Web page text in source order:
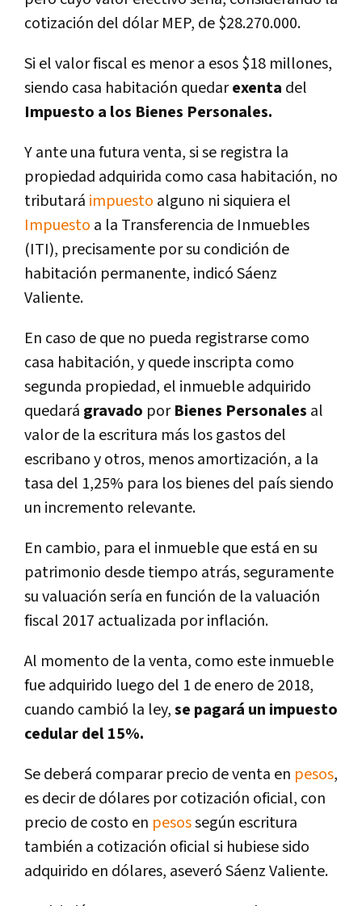
cotización del dólar MEP, de $28.270.000.
Si el valor fiscal es menor a esos $18 millones,
siendo casa habitación quedarexenta del
Impuesto a los Bienes Personales.
Y ante una futura venta, si se registra la
propiedad adquirida como casa habitación, no
tributará impuesto alguno ni siquiera el
Impuesto a la Transferencia de Inmuebles
(ITI), precisamente por su condición de
habitación permanente, indicó Sáenz
Valiente.
En caso de que no pueda registrarse como
casa habitación, y quede inscripta como
segunda propiedad, el inmueble adquirido
quedará gravado porBienes Personales al
valor de la escritura más los gastos del
escribano y otros, menos amortización, a la
tasa del 1,25% para los bienes del país siendo
un incremento relevante.
En cambio, para el inmueble que está en su
patrimonio desde tiempo atrás, seguramente
su valuación sería en función de la valuación
fiscal 2017 actualizada por inflación.
Al momento de la venta, como este inmueble
fue adquirido luego del 1 de enero de 2018,
cuando cambió la ley,se pagará un impuesto
cedular del 15%.
Se deberá comparar precio de venta en pesos,
es decir de dólares por cotización oficial, con
precio de costo en pesossegún escritura
también a cotización oficial si hubiese sido
adquirido en dólares, aseveró Sáenz Valiente.